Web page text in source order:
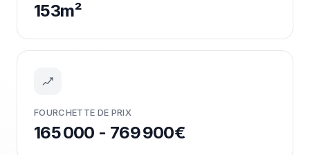
153m²
FOURCHETTE DE PRIX
165 000 - 769 900€